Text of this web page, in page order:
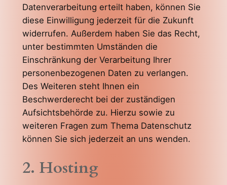
Datenverarbeitung erteilt haben, können Sie
diese Einwilligung jederzeit für die Zukunft
widerrufen. Außerdem haben Sie das Recht,
unter bestimmten Umständen die
Einschränkung der Verarbeitung Ihrer
personenbezogenen Daten zu verlangen.
Des Weiteren steht Ihnen ein
Beschwerderecht bei der zuständigen
Aufsichtsbehörde zu. Hierzu sowie zu
weiteren Fragen zum Thema Datenschutz
können Sie sich jederzeit an uns wenden.
2. Hosting